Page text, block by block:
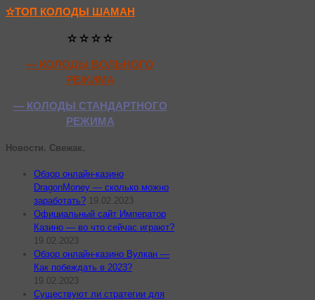
✫ТОП КОЛОДЫ ШАМАН
✫ ✫ ✫ ✫
— КОЛОДЫ ВОЛЬНОГО
РЕЖИМА
— КОЛОДЫ СТАНДАРТНОГО
РЕЖИМА
Новости. Свежак.
Обзор онлайн-казино
DragonMoney — сколько можно
заработать? 19.02.2023
Официальный сайт Император
Казино — во что сейчас играют?
19.02.2023
Обзор онлайн-казино Вулкан —
Как побеждать в 2023?
19.02.2023
Существуют ли стратегии для